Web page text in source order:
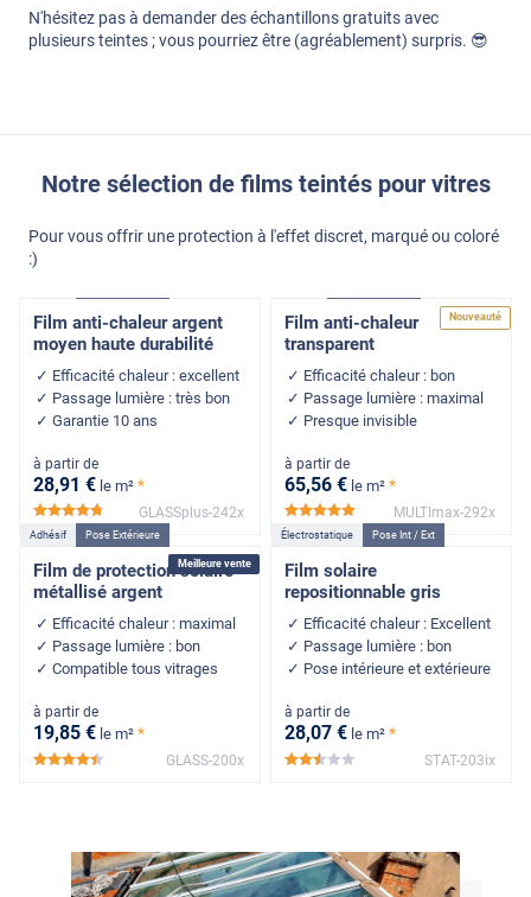
N'hésitez pas à demander des échantillons gratuits avec
plusieurs teintes ; vous pourriez être (agréablement) surpris. 😎
Notre sélection de films teintés pour vitres
Pour vous offrir une protection à l'effet discret, marqué ou coloré
:)
Film anti-chaleur argent
moyen haute durabilité
Efficacité chaleur : excellent
Passage lumière : très bon
Garantie 10 ans
à partir de
28,91 € le m² *
*****
GLASSplus-242x
Nouveauté
Film anti-chaleur
transparent
Efficacité chaleur : bon
Passage lumière : maximal
Presque invisible
à partir de
65,56 € le m² *
MULTImax-292x
Meilleure vente
Adhésif Pose Extérieure
Film de protection solaire
métallisé argent
Efficacité chaleur : maximal
Passage lumière : bon
Compatible tous vitrages
à partir de
19,85 € le m² *
*****
GLASS-200x
Électrostatique Pose Int / Ext
Film solaire
repositionnable gris
Efficacité chaleur : Excellent
Passage lumière : bon
Pose intérieure et extérieure
à partir de
28,07 € le m² *
*****
STAT-203ix